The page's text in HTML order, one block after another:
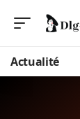
Actualité